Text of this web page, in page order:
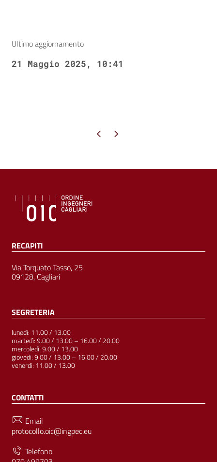
Ultimo aggiornamento
21 Maggio 2025, 10:41
Pagina precedente
Pagina successiva
RECAPITI
Via Torquato Tasso, 25
09128, Cagliari
SEGRETERIA
lunedì: 11.00 / 13.00
martedì: 9.00 / 13.00 – 16.00 / 20.00
mercoledì: 9.00 / 13.00
giovedì: 9.00 / 13.00 – 16.00 / 20.00
venerdì: 11.00 / 13.00
CONTATTI
Email
protocollo.oic@ingpec.eu
Telefono